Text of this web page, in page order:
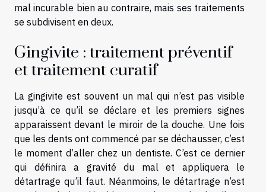
mal incurable bien au contraire, mais ses traitements
se subdivisent en deux.
Gingivite : traitement préventif
et traitement curatif
La gingivite est souvent un mal qui n’est pas visible
jusqu’à ce qu’il se déclare et les premiers signes
apparaissent devant le miroir de la douche. Une fois
que les dents ont commencé par se déchausser, c’est
le moment d’aller chez un dentiste. C’est ce dernier
qui définira a gravité du mal et appliquera le
détartrage qu’il faut. Néanmoins, le détartrage n’est